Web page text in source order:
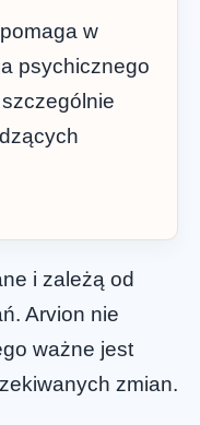
w
psychicznego
i zależą od
Arvion nie
ważne jest
zmian.